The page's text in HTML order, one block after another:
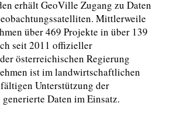
erhält GeoVille Zugang zu Daten
Mittlerweile
über 469 Projekte in über 139
seit 2011 offizieller
österreichischen Regierung
ist im landwirtschaftlichen
Unterstützung der
Daten im Einsatz.